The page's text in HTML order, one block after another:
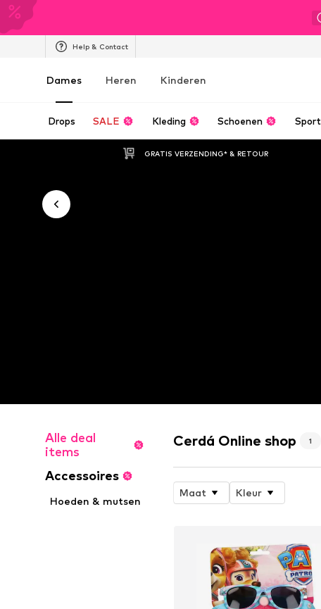
Help & Contact
Dames Heren Kinderen
Drops SALE Kleding Schoenen Sport
GRATIS VERZENDING* & RETOUR
Alle deal
items
Accessoires
Hoeden & mutsen
Cerdá Online shop 1
Maat Kleur